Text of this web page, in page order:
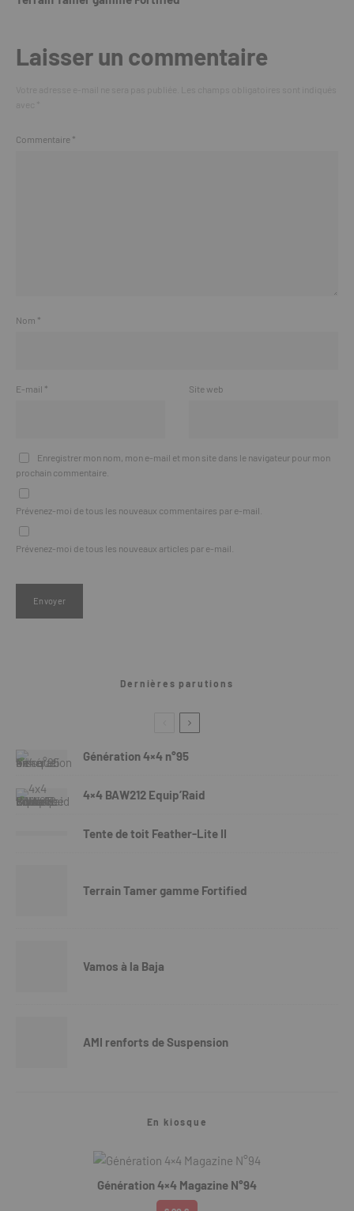
Laisser un commentaire
Commentaire *
Nom *
E-mail * Site web
Enregistrer mon nom, mon e-mail et mon site dans le navigateur pour mon
prochain commentaire.
Prévenez-moi de tous les nouveaux commentaires par e-mail.
Prévenez-moi de tous les nouveaux articles par e-mail.
Dernières parutions
Génération 4×4 n°95
4×4 BAW212 Equip’Raid
Tente de toit Feather-Lite II
Terrain Tamer gamme Fortified
Vamos à la Baja
AMI renforts de Suspension
En kiosque
Génération 4×4 Magazine N°94